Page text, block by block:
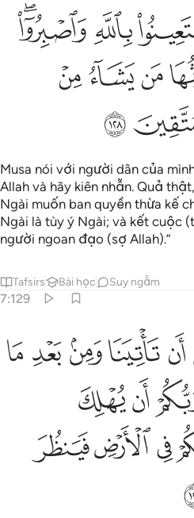
ان الارض لله يورثها من يشاء
إِنَّ ٱلْأَرْضَ لِلَّهِ يُورِثُهَا مَن
ﲜﲝﲞ
ﲣﲤﲥ
ﲪ
Musa nói với người dân của
Allah và hãy kiên nhẫn. Quả
Ngài muốn ban quyền thừa kế
Ngài là tùy ý Ngài; và kết cuộc
người ngoan đạo (sợ Allah).”
Tafsirs Bài học Suy ngẫm
7:129
بعد ما جيتنا قال عسى ربكم ان
بَعْدِ مَا جِئْتَنَا ۚ قَالَ عَسَىٰ رَبُّكُمْ أَنﲯﲰﲱﲲ ﲳ
ﲹﲺ
ﲽﲾﲿ